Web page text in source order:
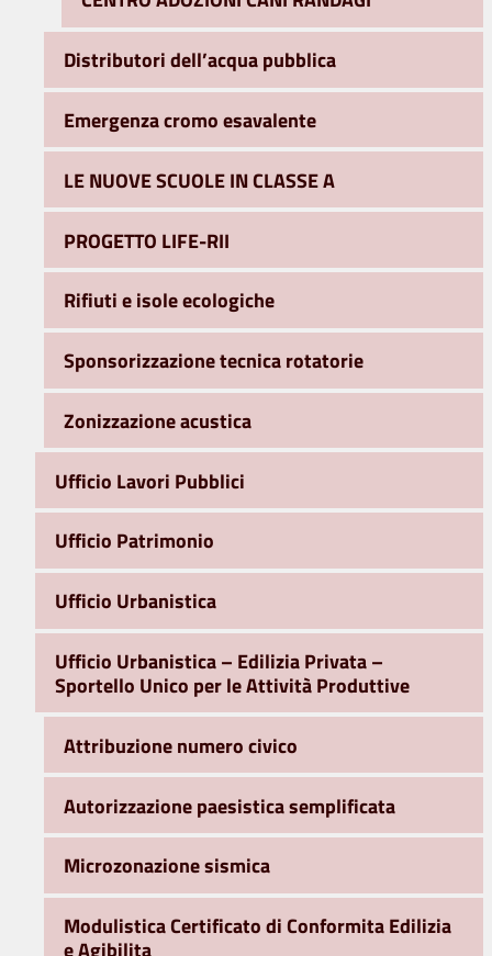
Distributori dell’acqua pubblica
Emergenza cromo esavalente
LE NUOVE SCUOLE IN CLASSE A
PROGETTO LIFE-RII
Rifiuti e isole ecologiche
Sponsorizzazione tecnica rotatorie
Zonizzazione acustica
Ufficio Lavori Pubblici
Ufficio Patrimonio
Ufficio Urbanistica
Ufficio Urbanistica – Edilizia Privata –
Sportello Unico per le Attività Produttive
Attribuzione numero civico
Autorizzazione paesistica semplificata
Microzonazione sismica
Modulistica Certificato di Conformita Edilizia
e Agibilita